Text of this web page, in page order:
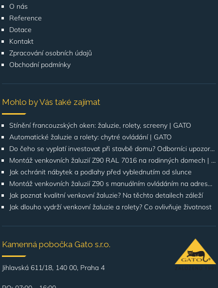
O nás
Reference
Dotace
Kontakt
Zpracování osobních údajů
Obchodní podmínky
Mohlo by Vás také zajímat
Stínění francouzských oken: žaluzie, rolety, screeny | GATO
Automatické žaluzie a rolety: chytré ovládání | GATO
Do čeho se vyplatí investovat při stavbě domu? Odborníci upozorňují na stínění oken
Montáž venkovních žaluzií Z90 RAL 7016 na rodinných domech | Případová studie
Jak ochránit nábytek a podlahy před vyblednutím od slunce
Montáž venkovních žaluzií Z90 s manuálním ovládáním na adrese Štúrova, Praha 4
Jak poznat kvalitní venkovní žaluzie? Na těchto detailech záleží
Jak dlouho vydrží venkovní žaluzie a rolety? Co ovlivňuje životnost
Kamenná pobočka Gato s.r.o.
Jihlavská 611/18, 140 00, Praha 4